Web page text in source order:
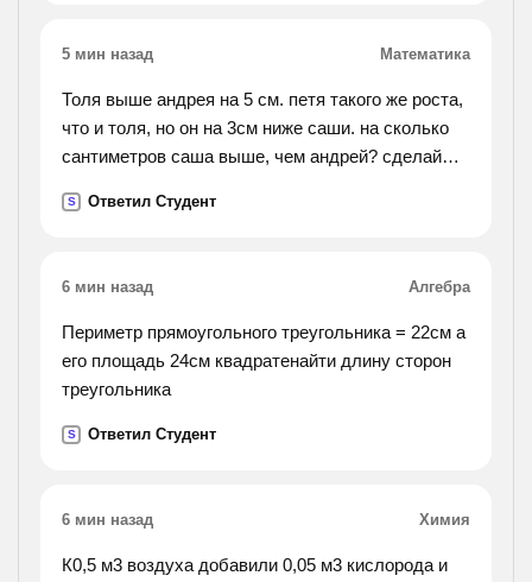
5 мин назад Математика
Толя выше андрея на 5 см. петя такого же роста,
что и толя, но он на 3см ниже саши. на сколько
сантиметров саша выше, чем андрей? сделай
S Ответил Студент
6 мин назад Алгебра
Периметр прямоугольного треугольника = 22см а
его площадь 24см квадратенайти длину сторон
треугольника
S Ответил Студент
6 мин назад Химия
К0,5 м3 воздуха добавили 0,05 м3 кислорода и